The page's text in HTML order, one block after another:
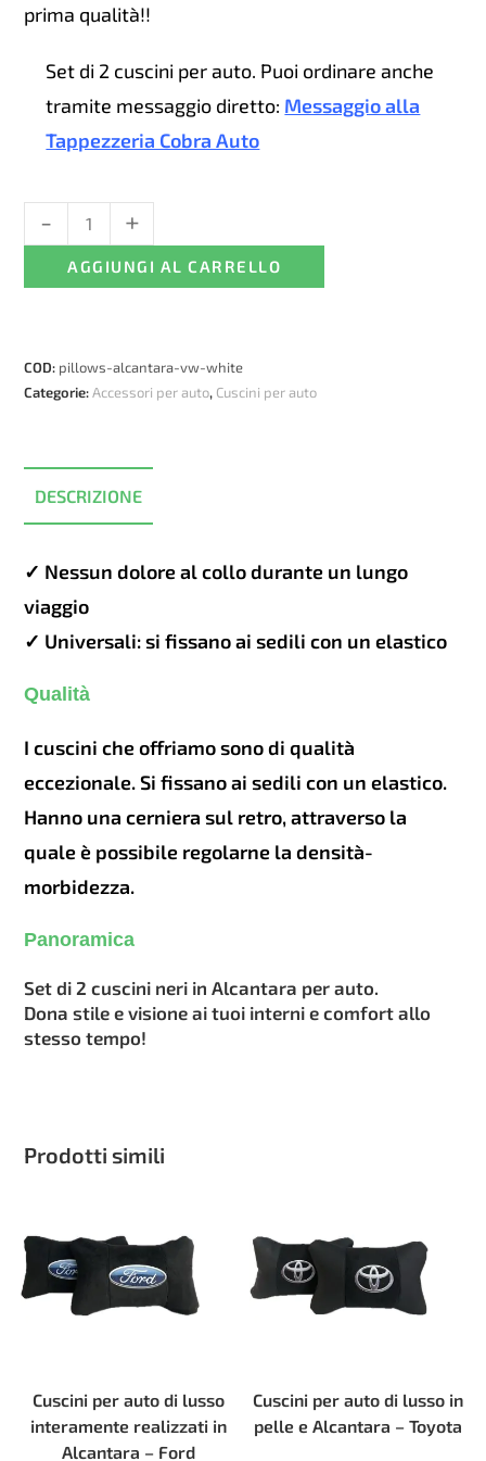
prima qualità!!
Set di 2 cuscini per auto. Puoi ordinare anche
tramite messaggio diretto: Messaggio alla
Tappezzeria Cobra Auto
per
realizzati
in
VW
- +
AGGIUNGI AL CARRELLO
COD: pillows-alcantara-vw-white
Categorie:Accessori per auto, Cuscini per auto
DESCRIZIONE
✓ Nessun dolore al collo durante un lungo
viaggio
✓ Universali: si fissano ai sedili con un elastico
Qualità
I cuscini che offriamo sono di qualità
eccezionale. Si fissano ai sedili con un elastico.
Hanno una cerniera sul retro, attraverso la
quale è possibile regolarne la densità-
morbidezza.
Panoramica
Set di 2 cuscini neri in Alcantara per auto.
Dona stile e visione ai tuoi interni e comfort allo
stesso tempo!
Prodotti simili
Cuscini per auto di lusso
interamente realizzati in
Alcantara – Ford
Cuscini per auto di lusso in
pelle e Alcantara – Toyota